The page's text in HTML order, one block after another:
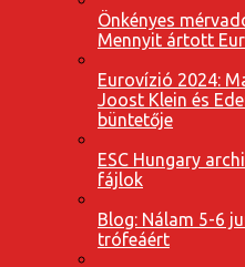
Önkényes
Mennyit ártott
Eurovízió 2024:
Joost Klein és
büntetője
ESC Hungary
fájlok
Blog: Nálam 5-6
trófeáért